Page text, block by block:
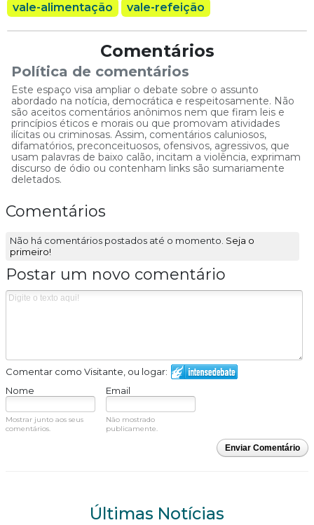
vale-alimentação
vale-refeição
Comentários
Política de comentários
Este espaço visa ampliar o debate sobre o assunto
abordado na notícia, democrática e respeitosamente. Não
são aceitos comentários anônimos nem que firam leis e
princípios éticos e morais ou que promovam atividades
ilícitas ou criminosas. Assim, comentários caluniosos,
difamatórios, preconceituosos, ofensivos, agressivos, que
usam palavras de baixo calão, incitam a violência, exprimam
discurso de ódio ou contenham links são sumariamente
deletados.
Comentários
Não há comentários postados até o momento. Seja o
primeiro!
Postar um novo comentário
Comentar como Visitante, ou logar:
Nome
Email
Mostrar junto aos seus
comentários.
Não mostrado
publicamente.
Enviar Comentário
Últimas Notícias